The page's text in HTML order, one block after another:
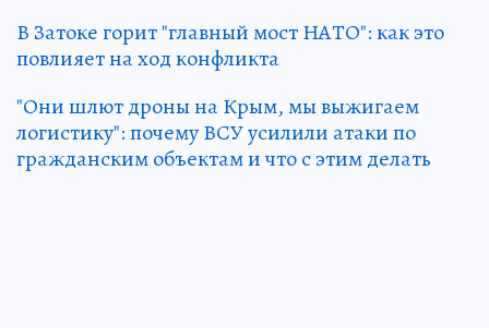
В Затоке горит "главный мост НАТО": как это
повлияет на ход конфликта
"Они шлют дроны на Крым, мы выжигаем
логистику": почему ВСУ усилили атаки по
гражданским объектам и что с этим делать